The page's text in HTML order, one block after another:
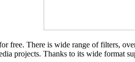
free. There is wide range of filters,
projects. Thanks to its wide format